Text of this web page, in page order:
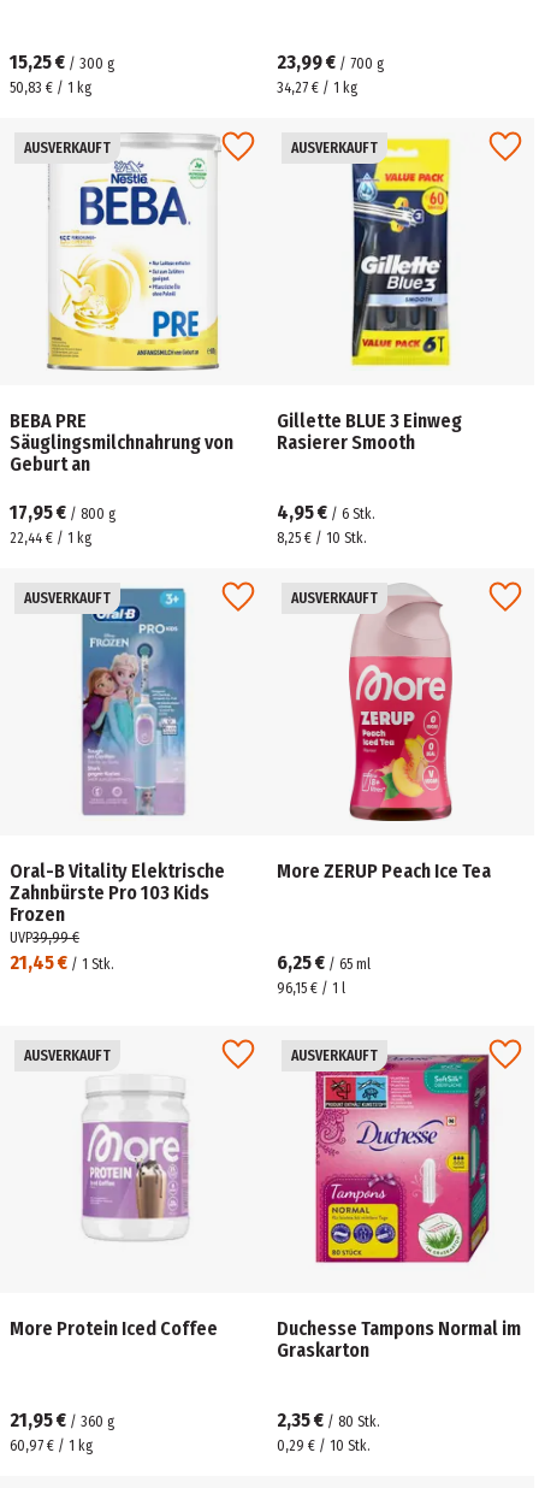
15,25 € / 300 g
50,83 € / 1 kg
23,99 € / 700 g
34,27 € / 1 kg
AUSVERKAUFT
BEBA PRE
Säuglingsmilchnahrung von
Geburt an
17,95 € / 800 g
22,44 € / 1 kg
AUSVERKAUFT
Gillette BLUE 3 Einweg
Rasierer Smooth
4,95 € / 6 Stk.
8,25 € / 10 Stk.
AUSVERKAUFT
Oral-B Vitality Elektrische
Zahnbürste Pro 103 Kids
Frozen
21,45 € / 1 Stk.
UVP39,99 €
AUSVERKAUFT
More ZERUP Peach Ice Tea
6,25 € / 65 ml
96,15 € / 1 l
AUSVERKAUFT
More Protein Iced Coffee
21,95 € / 360 g
60,97 € / 1 kg
AUSVERKAUFT
Duchesse Tampons Normal im
Graskarton
2,35 € / 80 Stk.
0,29 € / 10 Stk.